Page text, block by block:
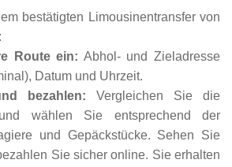
bestätigten Limousinentransfer von
Route ein: Abhol- und Zieladresse
Datum und Uhrzeit.
bezahlen: Vergleichen Sie die
und wählen Sie entsprechend der
und Gepäckstücke. Sehen Sie
Sie sicher online. Sie erhalten